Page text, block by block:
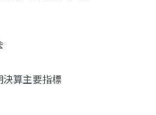
算主要指標